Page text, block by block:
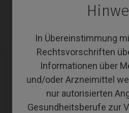
In Übereinstimmung
Rechtsvorschriften
Informationen über
und/oder Arzneimittel
nur autorisierten
Gesundheitsberufe zur